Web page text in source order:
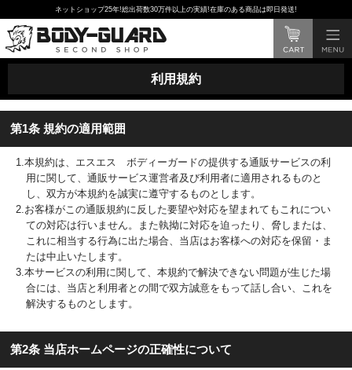
ネットショップ25年!総出荷数30万件以上の実績!在庫のある商品は即日発送!
利用規約
第1条 規約の適用範囲
1.本規約は、エスエス ボディーガードの提供する通販サービスの利
用に関して、通販サービス運営者及び利用者に適用されるものと
し、双方が本規約を誠実に遵守するものとします。
2.お客様がこの通販規約に反した要望や対応を望まれてもこれについ
ての対応は行いません。また執拗に対応を迫ったり、脅しまたは、
これに相当する行為に出た場合、当店はお客様への対応を保留・ま
たは中止いたします。
3.本サービスの利用に関して、本規約で解決できない問題が生じた場
合には、当店と利用者との間で双方誠意をもって話し合い、これを
解決するものとします。
第2条 当店ホームページの正確性について